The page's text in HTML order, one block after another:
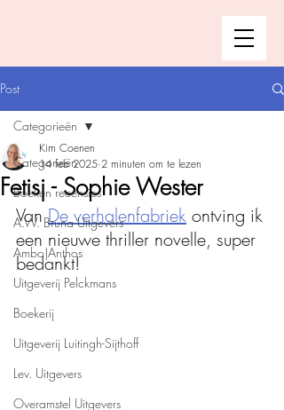
Post
Categorieën
Boeken recensies
A.W. Bruna Uitgevers
Ambo|Anthos
Uitgeverij Pelckmans
Boekerij
Uitgeverij Luitingh-Sijthoff
Lev. Uitgevers
Overamstel Uitgevers
Categorieën
Fetisj - Sophie Wester
Kim Coenen
14 feb 2025 2 minuten om te lezen
Van De verhalenfabriek ontving ik
een nieuwe thriller novelle, super
bedankt!